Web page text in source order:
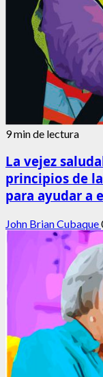
9 min de lectura
La vejez
principios de
para ayudar a
John Brian Cubaque